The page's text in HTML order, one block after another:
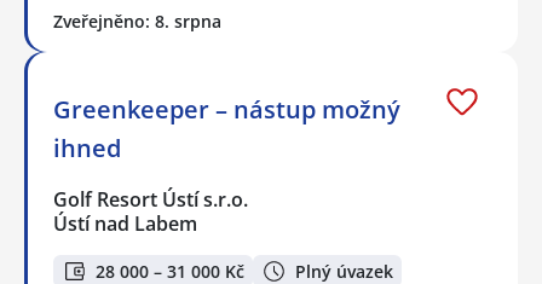
Zveřejněno: 8. srpna
Greenkeeper – nástup možný
ihned
Golf Resort Ústí s.r.o.
Ústí nad Labem
28 000 – 31 000 Kč
Plný úvazek